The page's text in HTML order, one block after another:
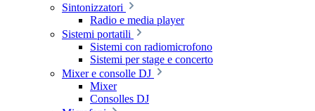
Sintonizzatori
Radio e media player
Sistemi portatili
Sistemi con radiomicrofono
Sistemi per stage e concerto
Mixer e consolle DJ
Mixer
Consolles DJ